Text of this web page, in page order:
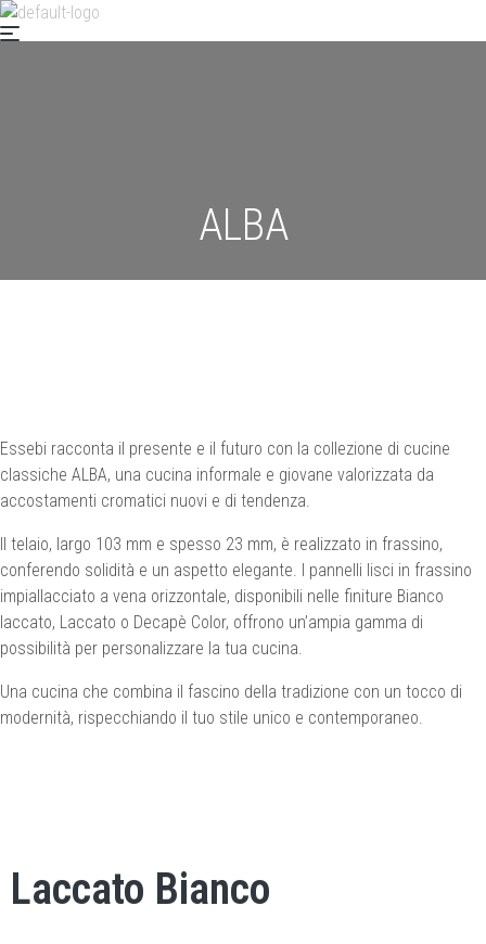
ALBA
Essebi racconta il presente e il futuro con la collezione di cucine
classiche ALBA, una cucina informale e giovane valorizzata da
accostamenti cromatici nuovi e di tendenza.
Il telaio, largo 103 mm e spesso 23 mm, è realizzato in frassino,
conferendo solidità e un aspetto elegante. I pannelli lisci in frassino
impiallacciato a vena orizzontale, disponibili nelle finiture Bianco
laccato, Laccato o Decapè Color, offrono un’ampia gamma di
possibilità per personalizzare la tua cucina.
Una cucina che combina il fascino della tradizione con un tocco di
modernità, rispecchiando il tuo stile unico e contemporaneo.
Laccato Bianco